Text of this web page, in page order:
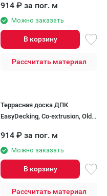
914 ₽ за пог. м
Можно заказать
В корзину
Рассчитать материал
Террасная доска ДПК
EasyDecking, Co-extrusion, Old
914 ₽ за пог. м
Можно заказать
В корзину
Рассчитать материал